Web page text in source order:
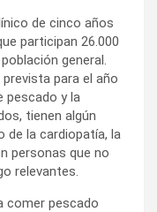
de cinco años
participan 26.000
general.
para el año
pescado y la
tienen algún
de la cardiopatía, la
personas que no
relevantes.
comer pescado